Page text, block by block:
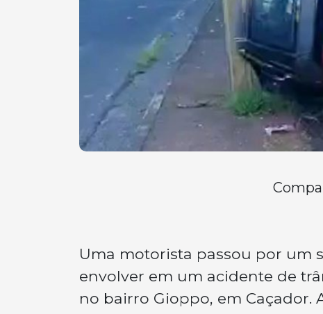
Uma motorista passou por um
envolver em um acidente de
no bairro Gioppo, em Caçador.